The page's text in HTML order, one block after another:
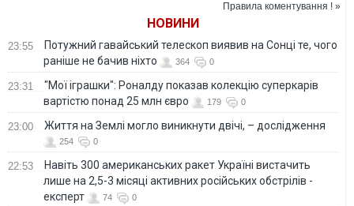
Правила коментування ! »
НОВИНИ
23:55
Потужний гавайський телескоп виявив на Сонці те, чого
раніше не бачив ніхто
364 0
23:31
"Мої іграшки": Роналду показав колекцію суперкарів
вартістю понад 25 млн євро
179 0
23:00 Життя на Землі могло виникнути двічі, – дослідження
254 0
22:53
Навіть 300 американських ракет Україні вистачить
лише на 2,5-3 місяці активних російських обстрілів -
експерт
74 0